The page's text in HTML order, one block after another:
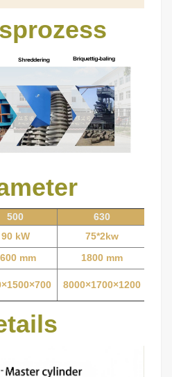
500
630
90 kW
75*2kw
mm 1800 mm
8000×1700×1200